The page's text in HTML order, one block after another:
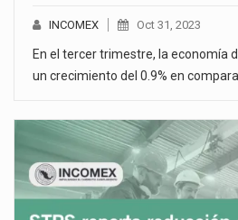
INCOMEX Oct 31, 2023
En el tercer trimestre, la economía
un crecimiento del 0.9% en